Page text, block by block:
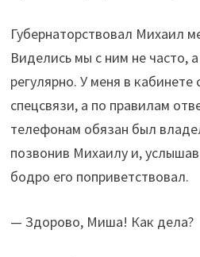
Губернаторствовал Михаил
Виделись мы с ним не часто,
регулярно. У меня в
спецсвязи, а по правилам
телефонам обязан был
позвонив Михаилу и,
бодро его поприветствовал.
— Здорово, Миша! Как дела?